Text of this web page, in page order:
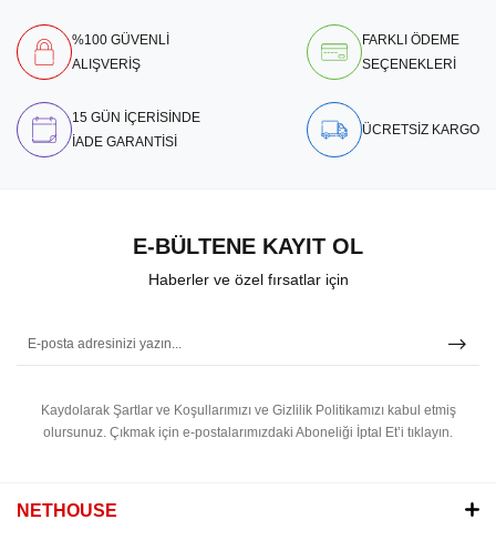
%100 GÜVENLİ
ALIŞVERİŞ
FARKLI ÖDEME
SEÇENEKLERİ
15 GÜN İÇERİSİNDE
İADE GARANTİSİ
ÜCRETSİZ KARGO
E-BÜLTENE KAYIT OL
Haberler ve özel fırsatlar için
Kaydolarak Şartlar ve Koşullarımızı ve Gizlilik Politikamızı kabul etmiş
olursunuz. Çıkmak için e-postalarımızdaki Aboneliği İptal Et’i tıklayın.
NETHOUSE